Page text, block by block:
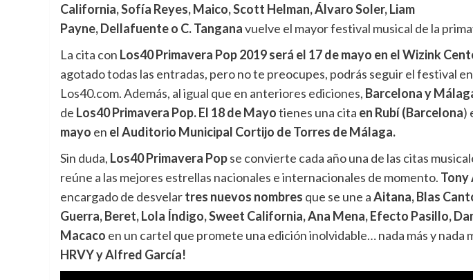
California, Sofía Reyes, Maico, Scott Helman, Álvaro Soler, Liam
Payne, Dellafuente o C. Tanganavuelve el mayor festival musical de la
La cita con Los40 Primavera Pop 2019 será el 17 de mayo en el Wizink
agotado todas las entradas, pero no te preocupes, podrás seguir el festival
Los40.com. Además, al igual que en anteriores ediciones, Barcelona y
de Los40 Primavera Pop. El 18 de Mayotienes una cita en Rubí (Barcelona)
mayo en el Auditorio Municipal Cortijo de Torres de Málaga.
Sin duda, Los40 Primavera Popse convierte cada año una de las citas
reúne a las mejores estrellas nacionales e internacionales de momento. Tony
encargado de desvelartres nuevos nombres que se une aAitana, Blas
Guerra, Beret, Lola Índigo,Sweet California, Ana Mena, Efecto Pasillo,
Macaco en un cartel que promete una edición inolvidable… nada más y nada
HRVY y Alfred García!